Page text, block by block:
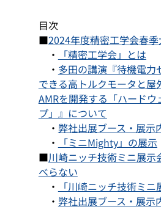
目次
■2024年度精密工学会春
・
「精密工学会」とは
・ 多田の講演『待機電力
できる高トルクモータと屋
AMRを開発する「ハードウ
プ」』について
・ 弊社出展ブース・展示
・
「ミニMighty」の展示
■川崎ニッチ技術ミニ展示
べらない
・
「川崎ニッチ技術ミ
・ 弊社出展ブース・展示